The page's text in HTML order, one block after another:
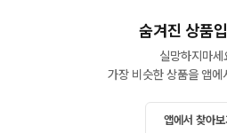
숨겨진 상품
실망하지마세
가장 비슷한 상품을 앱에
앱에서 찾아보